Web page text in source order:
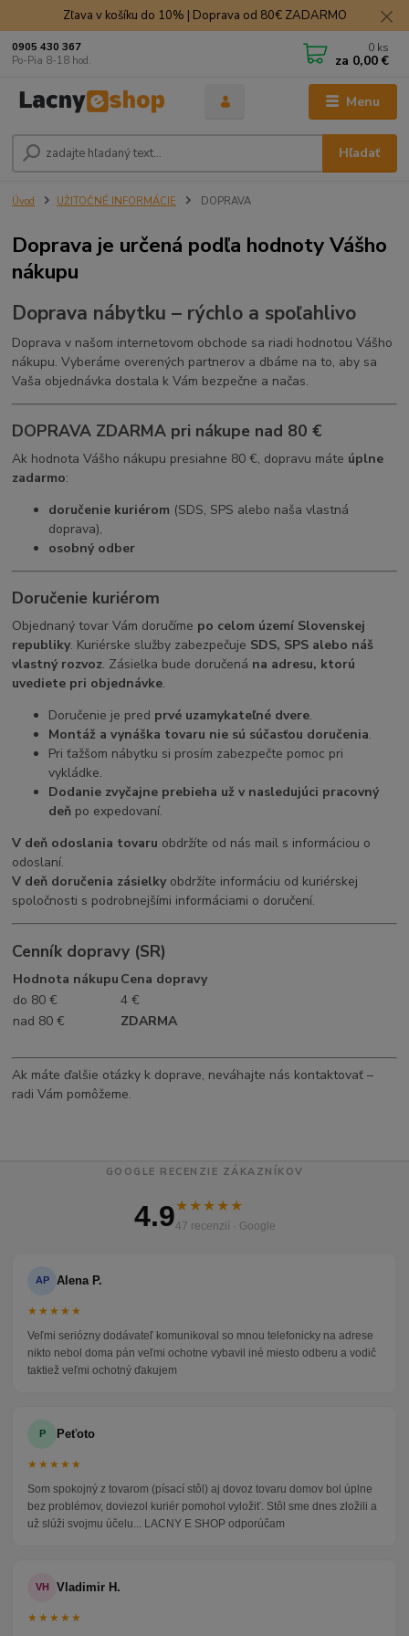
Zľava v košíku do 10% | Doprava od 80€ ZADARMO
Menu
Hľadať
0905 430 367
Po-Pia 8-18 hod.
0 ks
za 0,00 €
Úvod UŽITOČNÉ INFORMÁCIE DOPRAVA
Doprava je určená podľa hodnoty Vášho
nákupu
Doprava nábytku – rýchlo a spoľahlivo
Doprava v našom internetovom obchode sa riadi hodnotou Vášho
nákupu. Vyberáme overených partnerov a dbáme na to, aby sa
Vaša objednávka dostala k Vám bezpečne a načas.
DOPRAVA ZDARMA pri nákupe nad 80 €
Ak hodnota Vášho nákupu presiahne 80 €, dopravu máte úplne
zadarmo:
doručenie kuriérom (SDS, SPS alebo naša vlastná
doprava),
osobný odber
Doručenie kuriérom
Objednaný tovar Vám doručíme po celom území Slovenskej
republiky. Kuriérske služby zabezpečuje SDS, SPS alebo náš
vlastný rozvoz. Zásielka bude doručená na adresu, ktorú
uvediete pri objednávke.
Doručenie je pred prvé uzamykateľné dvere.
Montáž a vynáška tovaru nie sú súčasťou doručenia.
Pri ťažšom nábytku si prosím zabezpečte pomoc pri
vykládke.
Dodanie zvyčajne prebieha už v nasledujúci pracovný
deň po expedovaní.
V deň odoslania tovaru obdržíte od nás mail s informáciou o
odoslaní.
V deň doručenia zásielky obdržíte informáciu od kuriérskej
spoločnosti s podrobnejšími informáciami o doručení.
Cenník dopravy (SR)
Hodnota nákupu Cena dopravy
do 80 €
4 €
nad 80 €
ZDARMA
Ak máte ďalšie otázky k doprave, neváhajte nás kontaktovať –
radi Vám pomôžeme.
GOOGLE RECENZIE ZÁKAZNÍKOV
4.9★★★★★
47 recenzií · Google
AP Alena P.
★★★★★
Veľmi seriózny dodávateľ komunikoval so mnou telefonicky na adrese
nikto nebol doma pán veľmi ochotne vybavil iné miesto odberu a vodič
taktiež veľmi ochotný ďakujem
P Peťoto
★★★★★
Som spokojný z tovarom (písací stôl) aj dovoz tovaru domov bol úplne
bez problémov, doviezol kuriér pomohol vyložiť. Stôl sme dnes zložili a
už slúži svojmu účelu... LACNY E SHOP odporúčam
VH Vladimir H.
★★★★★